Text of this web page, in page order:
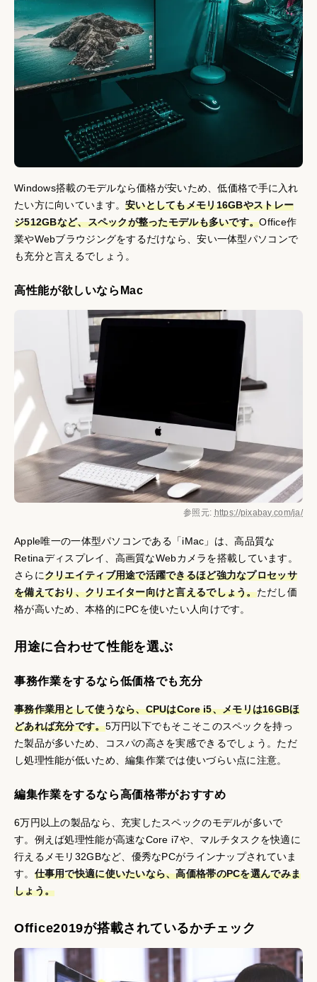
Windows搭載のモデルなら価格が安いため、低価格で手に入れ
たい方に向いています。安いとしてもメモリ16GBやストレー
ジ512GBなど、スペックが整ったモデルも多いです。Office作
業やWebブラウジングをするだけなら、安い一体型パソコンで
も充分と言えるでしょう。
高性能が欲しいならMac
参照元: https://pixabay.com/ja/
Apple唯一の一体型パソコンである「iMac」は、高品質な
Retinaディスプレイ、高画質なWebカメラを搭載しています。
さらにクリエイティブ用途で活躍できるほど強力なプロセッサ
を備えており、クリエイター向けと言えるでしょう。ただし価
格が高いため、本格的にPCを使いたい人向けです。
用途に合わせて性能を選ぶ
事務作業をするなら低価格でも充分
事務作業用として使うなら、CPUはCore i5、メモリは16GBほ
どあれば充分です。5万円以下でもそこそこのスペックを持っ
た製品が多いため、コスパの高さを実感できるでしょう。ただ
し処理性能が低いため、編集作業では使いづらい点に注意。
編集作業をするなら高価格帯がおすすめ
6万円以上の製品なら、充実したスペックのモデルが多いで
す。例えば処理性能が高速なCore i7や、マルチタスクを快適に
行えるメモリ32GBなど、優秀なPCがラインナップされていま
す。 仕事用で快適に使いたいなら、高価格帯のPCを選んでみま
しょう。
Office2019が搭載されているかチェック